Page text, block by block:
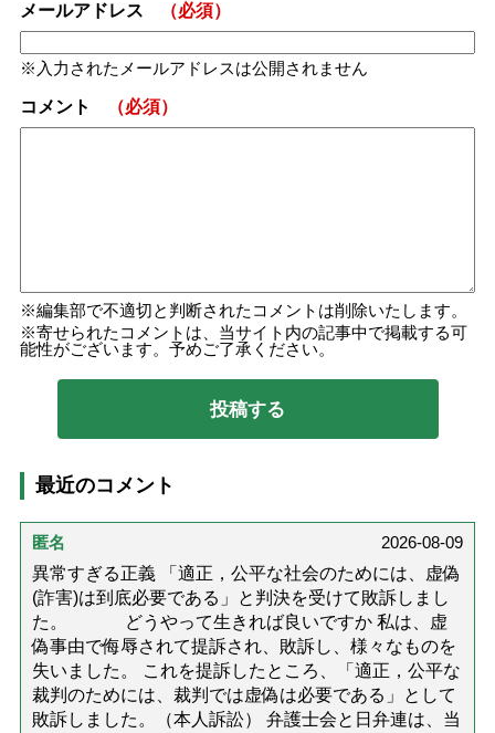
メールアドレス （必須）
入力されたメールアドレスは公開されません
コメント （必須）
編集部で不適切と判断されたコメントは削除いたします。
寄せられたコメントは、当サイト内の記事中で掲載する可
能性がございます。予めご了承ください。
最近のコメント
匿名
2026-08-09
異常すぎる正義 「適正，公平な社会のためには、虚偽
(詐害)は到底必要である」と判決を受けて敗訴しまし
た。 どうやって生きれば良いですか 私は、虚
偽事由で侮辱されて提訴され、敗訴し、様々なものを
失いました。 これを提訴したところ、「適正，公平な
裁判のためには、裁判では虚偽は必要である」として
敗訴しました。（本人訴訟） 弁護士会と日弁連は、当